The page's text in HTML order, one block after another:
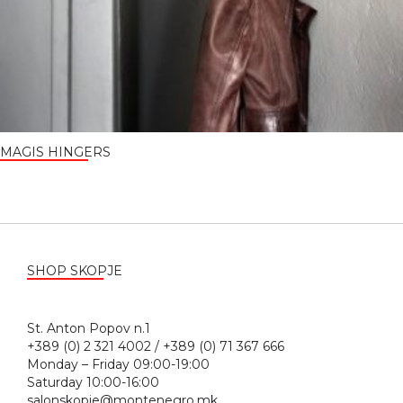
MAGIS HINGERS
SHOP SKOPJE
St. Anton Popov n.1
+389 (0) 2 321 4002 / +389 (0) 71 367 666
Monday – Friday 09:00-19:00
Saturday 10:00-16:00